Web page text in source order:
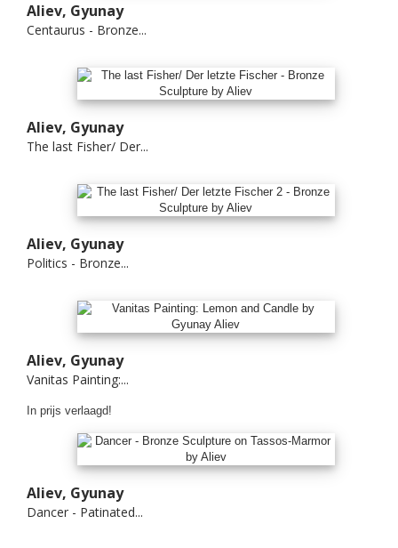
Aliev, Gyunay
Centaurus - Bronze...
Aliev, Gyunay
The last Fisher/ Der...
Aliev, Gyunay
Politics - Bronze...
Aliev, Gyunay
Vanitas Painting:...
In prijs verlaagd!
Aliev, Gyunay
Dancer - Patinated...